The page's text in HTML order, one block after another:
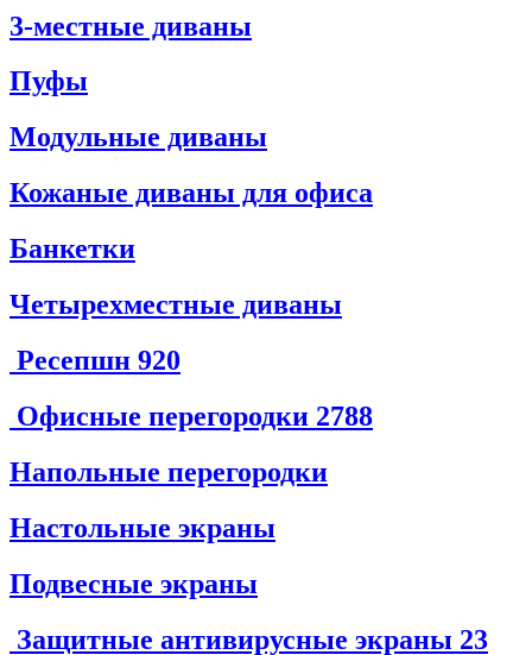
3-местные диваны
Пуфы
Модульные диваны
Кожаные диваны для офиса
Банкетки
Четырехместные диваны
Ресепшн 920
Офисные перегородки 2788
Напольные перегородки
Настольные экраны
Подвесные экраны
Защитные антивирусные экраны 23